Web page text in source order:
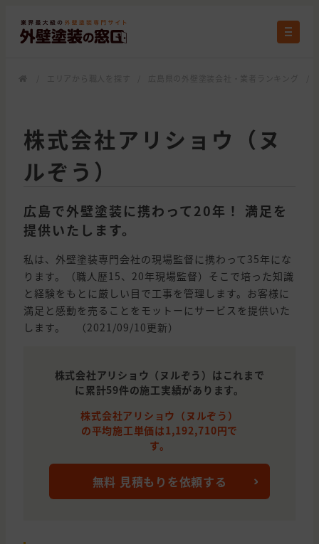
株式会社アリショウ（ヌ
ルぞう）
広島で外壁塗装に携わって20年！ 満足を
提供いたします。
私は、外壁塗装専門会社の現場監督に携わって35年にな
ります。（職人歴15、20年現場監督）そこで培った知識
と経験をもとに厳しい目で工事を管理します。お客様に
満足と感動を売ることをモットーにサービスを提供いた
します。 （2021/09/10更新）
株式会社アリショウ（ヌルぞう）はこれまで
に累計59件の施工実績があります。
株式会社アリショウ（ヌルぞう）
の平均施工単価は1,192,710円で
す。
無料 見積もりを依頼する